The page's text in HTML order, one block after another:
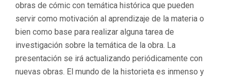
obras de cómic con temática histórica que pueden
servir como motivación al aprendizaje de la materia o
bien como base para realizar alguna tarea de
investigación sobre la temática de la obra. La
presentación se irá actualizando periódicamente con
nuevas obras. El mundo de la historieta es inmenso y